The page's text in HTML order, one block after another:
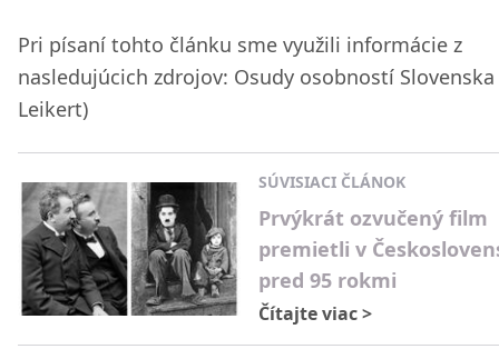
Pri písaní tohto článku sme využili informácie z
nasledujúcich zdrojov: Osudy osobností Slovenska
Leikert)
SÚVISIACI ČLÁNOK
Prvýkrát ozvučený film
premietli v
pred 95 rokmi
Čítajte viac>